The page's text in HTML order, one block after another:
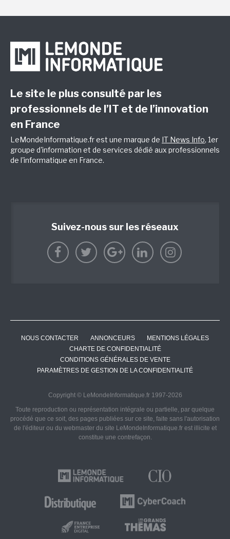
Le site le plus consulté par les
professionnels de l’IT et de l’innovation
en France
LeMondeInformatique.fr est une marque de IT News Info, 1er
groupe d'information et de services dédié aux professionnels
de l'informatique en France.
Suivez-nous sur les réseaux
NOUS CONTACTER ANNONCEURS
MENTIONS LÉGALES
CHARTE DE CONFIDENTIALITÉ
CONDITIONS GÉNÉRALES DE VENTE
PARAMÈTRES DE GESTION DE LA CONFIDENTIALITÉ
Copyright © LeMondeInformatique.fr 1997-2026
Toute reproduction ou représentation intégrale ou partielle, par quelque
procédé que ce soit, des pages publiées sur ce site, faite sans l'autorisation
de l'éditeur ou du webmaster du site LeMondeInformatique.fr est illicite et
constitue une contrefaçon.